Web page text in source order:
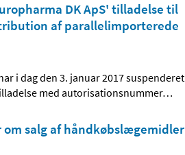
DK ApS' tilladelse til
af parallelimporterede
i dag den 3. januar 2017 suspenderet
med autorisationsnummer…
om salg af håndkøbslægemidler